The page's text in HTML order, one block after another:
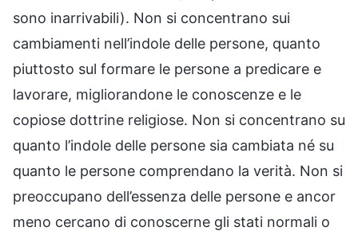
sono inarrivabili). Non si concentrano sui
cambiamenti nell’indole delle persone, quanto
piuttosto sul formare le persone a predicare e
lavorare, migliorandone le conoscenze e le
copiose dottrine religiose. Non si concentrano su
quanto l’indole delle persone sia cambiata né su
quanto le persone comprendano la verità. Non si
preoccupano dell’essenza delle persone e ancor
meno cercano di conoscerne gli stati normali o